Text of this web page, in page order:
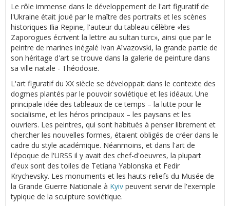
Le rôle immense dans le développement de l'art figuratif de
l'Ukraine était joué par le maître des portraits et les scènes
historiques Ilia Repine, l'auteur du tableau célèbre «les
Zaporogues écrivent la lettre au sultan turc», ainsi que par le
peintre de marines inégalé Ivan Aïvazovski, la grande partie de
son héritage d'art se trouve dans la galerie de peinture dans
sa ville natale - Théodosie.
L'art figuratif du XX siècle se développait dans le contexte des
dogmes plantés par le pouvoir soviétique et les idéaux. Une
principale idée des tableaux de ce temps – la lutte pour le
socialisme, et les héros principaux – les paysans et les
ouvriers. Les peintres, qui sont habitués à penser librement et
chercher les nouvelles formes, étaient obligés de créer dans le
cadre du style académique. Néanmoins, et dans l'art de
l'époque de l'URSS il y avait des chef-d'oeuvres, la plupart
d'eux sont des toiles de Tetiana Yablonska et Fedir
Krychevsky. Les monuments et les hauts-reliefs du Musée de
la Grande Guerre Nationale à Kyiv peuvent servir de l'exemple
typique de la sculpture soviétique.